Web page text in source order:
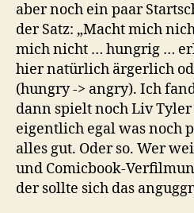
aber noch ein paar
der Satz: „Macht mich
mich nicht … hungrig …
hier natürlich ärgerlich
(hungry -> angry). Ich
dann spielt noch Liv Tyler
eigentlich egal was noch
alles gut. Oder so. Wer
und Comicbook-
der sollte sich das